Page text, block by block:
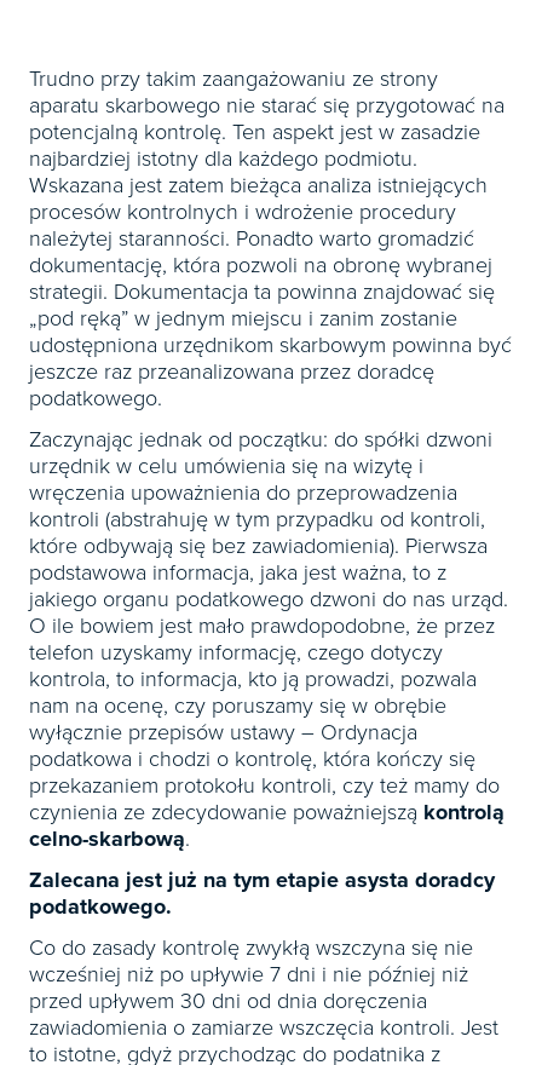
Książki
E-booki
Webinaria
E-wydania
Książki
E-booki
Webinaria
Prawo dla każdego 
Czasopisma
E-wydania
Książki
E-booki
Webinaria
Trudno przy takim zaangażowaniu ze strony
aparatu skarbowego nie starać się przygotować na
potencjalną kontrolę. Ten aspekt jest w zasadzie
najbardziej istotny dla każdego podmiotu.
Wskazana jest zatem bieżąca analiza istniejących
procesów kontrolnych i wdrożenie procedury
należytej staranności. Ponadto warto gromadzić
dokumentację, która pozwoli na obronę wybranej
strategii. Dokumentacja ta powinna znajdować się
„pod ręką” w jednym miejscu i zanim zostanie
udostępniona urzędnikom skarbowym powinna być
jeszcze raz przeanalizowana przez doradcę
podatkowego.
Zaczynając jednak od początku: do spółki dzwoni
urzędnik w celu umówienia się na wizytę i
wręczenia upoważnienia do przeprowadzenia
kontroli (abstrahuję w tym przypadku od kontroli,
które odbywają się bez zawiadomienia). Pierwsza
podstawowa informacja, jaka jest ważna, to z
jakiego organu podatkowego dzwoni do nas urząd.
O ile bowiem jest mało prawdopodobne, że przez
telefon uzyskamy informację, czego dotyczy
kontrola, to informacja, kto ją prowadzi, pozwala
nam na ocenę, czy poruszamy się w obrębie
wyłącznie przepisów ustawy – Ordynacja
podatkowa i chodzi o kontrolę, która kończy się
przekazaniem protokołu kontroli, czy też mamy do
czynienia ze zdecydowanie poważniejszą kontrolą
celno-skarbową.
Zalecana jest już na tym etapie asysta doradcy
podatkowego.
Co do zasady kontrolę zwykłą wszczyna się nie
wcześniej niż po upływie 7 dni i nie później niż
przed upływem 30 dni od dnia doręczenia
zawiadomienia o zamiarze wszczęcia kontroli. Jest
to istotne, gdyż przychodząc do podatnika z